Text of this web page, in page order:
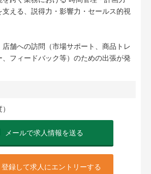
支える、説得力・影響力・セールス的視
舗への訪問（市場サポート、商品トレ
、フィードバック等）のための出張が発
メールで求人情報を送る
録して求人にエントリーする